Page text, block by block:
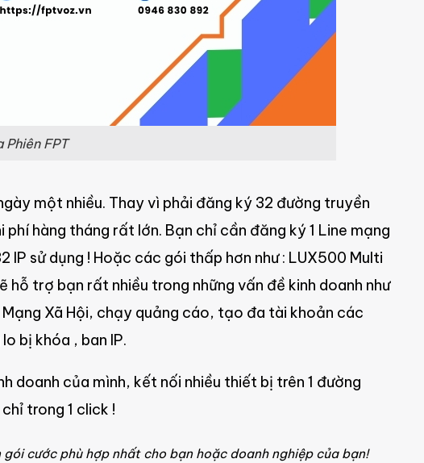
Phiên FPT
một nhiều. Thay vì phải đăng ký 32 đường truyền
hàng tháng rất lớn. Bạn chỉ cần đăng ký 1 Line mạng
IP sử dụng ! Hoặc các gói thấp hơn như : LUX500 Multi
hỗ trợ bạn rất nhiều trong những vấn đề kinh doanh như
Xã Hội, chạy quảng cáo, tạo đa tài khoản các
bị khóa , ban IP.
doanh của mình, kết nối nhiều thiết bị trên 1 đường
trong 1 click !
cước phù hợp nhất cho bạn hoặc doanh nghiệp của bạn!